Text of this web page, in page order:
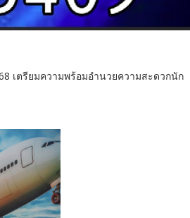
เตรียมความพร้อมอำนวยความสะดวกนัก